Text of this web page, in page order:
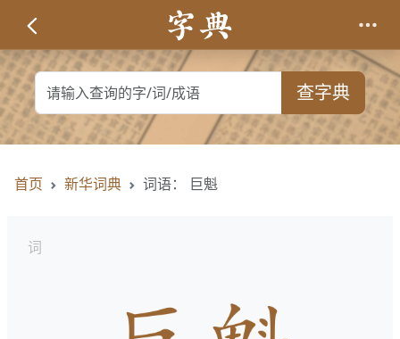
查字典
首页 新华词典 词语： 巨魁
词